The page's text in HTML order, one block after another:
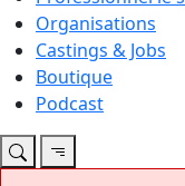
Organisations
Castings & Jobs
Boutique
Podcast